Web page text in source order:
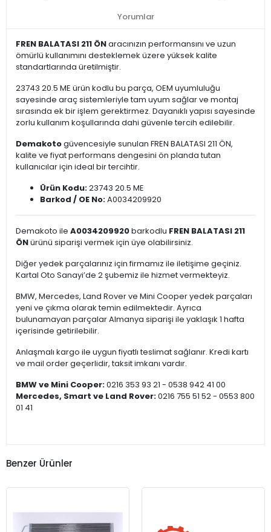
Yorumlar
FREN BALATASI 211 ÖNaracınızın performansını ve uzun
ömürlü kullanımını desteklemek üzere yüksek kalite
standartlarında üretilmiştir.
23743 20.5 ME ürün kodlu bu parça, OEM uyumluluğu
sayesinde araç sistemleriyle tam uyum sağlar ve montaj
sırasında ek bir işlem gerektirmez. Dayanıklı yapısı sayesinde
zorlu kullanım koşullarında dahi güvenle tercih edilebilir.
Demakotogüvencesiyle sunulan FREN BALATASI 211 ÖN,
kalite ve fiyat performans dengesini ön planda tutan
kullanıcılar için ideal bir tercihtir.
Ürün Kodu:23743 20.5 ME
Barkod / OE No:A0034209920
Demakoto ile A0034209920barkodlu FREN BALATASI 211
ÖNürünü siparişi vermek için üye olabilirsiniz.
Diğer yedek parçalarınız için firmamız ile iletişime geçiniz.
Kartal Oto Sanayi’de 2 şubemiz ile hizmet vermekteyiz.
BMW, Mercedes, Land Rover ve Mini Cooper yedek parçaları
yeni ve çıkma olarak temin edilmektedir. Ayrıca
bulunamayan parçalar Almanya siparişi ile yaklaşık 1 hafta
içerisinde getirilebilir.
Anlaşmalı kargo ile uygun fiyatlı teslimat sağlanır. Kredi kartı
ve mail order geçerlidir, taksit imkanı vardır.
BMW ve Mini Cooper:0216 353 93 21 - 0538 942 41 00
Mercedes, Smart ve Land Rover:0216 755 51 52 - 0553 800
01 41
Benzer Ürünler